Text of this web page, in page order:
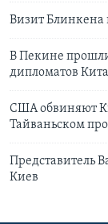
Визит Блинкена
В Пекине
дипломатов
США обвиняют
Тайваньском
Представитель
Киев